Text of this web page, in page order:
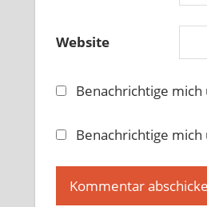
Website
Benachrichtige
Benachrichtige mich